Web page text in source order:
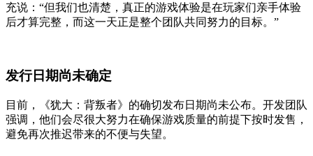
充说：“但我们也清楚，真正的游戏体验是在玩家们亲手体验
后才算完整，而这一天正是整个团队共同努力的目标。”
发行日期尚未确定
目前，《犹大：背叛者》的确切发布日期尚未公布。开发团队
强调，他们会尽很大努力在确保游戏质量的前提下按时发售，
避免再次推迟带来的不便与失望。